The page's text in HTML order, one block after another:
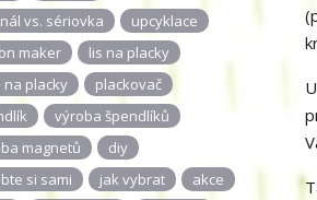
vs. sériovka
upcyklace
maker
lis na placky
na placky
plackovač
výroba špendlíků
magnetů
diy
si sami
jak vybrat
akce